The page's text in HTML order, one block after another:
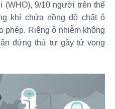
9/10 người trên thế
khí chứa nồng độ chất ô
phép. Riêng ô nhiễm không
đứng thứ tư gây tử vong